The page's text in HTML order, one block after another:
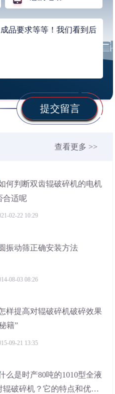
提交留言
查看更多 >>
何判断双齿辊破碎机的电机
合适呢
02-22 10:29
振动筛正确安装方法
08-03 08:26
样提高对辊破碎机破碎效果
籍”
09-21 13:35
么是时产80吨的1010型全液
辊破碎机？它的特点和优势